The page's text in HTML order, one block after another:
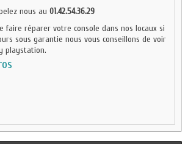
nous au 01.42.54.36.29
faire réparer votre console dans nos locaux si
sous garantie nous vous conseillons de voir
playstation.